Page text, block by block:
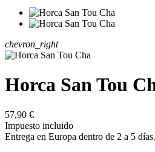
chevron_right
Horca San Tou
57,90 €
Impuesto incluido
Entrega en Europa dentro de 2 a 5 días.